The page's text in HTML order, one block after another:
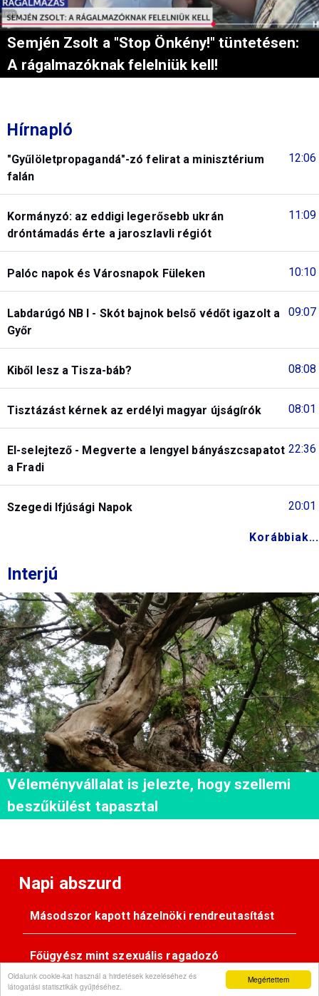
Megértettem
Oldalunk cookie-kat használ a hirdetések kezeléséhez és
látogatási statisztikák gyűjtéséhez.
Semjén Zsolt a "Stop Önkény!" tüntetésen:
A rágalmazóknak felelniük kell!
Hírnapló
12:06
"Gyűlöletpropagandá"-zó felirat a minisztérium
falán
11:09
Kormányzó: az eddigi legerősebb ukrán
dróntámadás érte a jaroszlavli régiót
10:10
Palóc napok és Városnapok Füleken
09:07
Labdarúgó NB I - Skót bajnok belső védőt igazolt a
Győr
08:08
Kiből lesz a Tisza-báb?
08:01
Tisztázást kérnek az erdélyi magyar újságírók
22:36
El-selejtező - Megverte a lengyel bányászcsapatot
a Fradi
20:01
Szegedi Ifjúsági Napok
Korábbiak...
Interjú
Véleményvállalat is jelezte, hogy szellemi
beszűkülést tapasztal
Napi abszurd
Másodszor kapott házelnöki rendreutasítást
Főügyész mint szexuális ragadozó